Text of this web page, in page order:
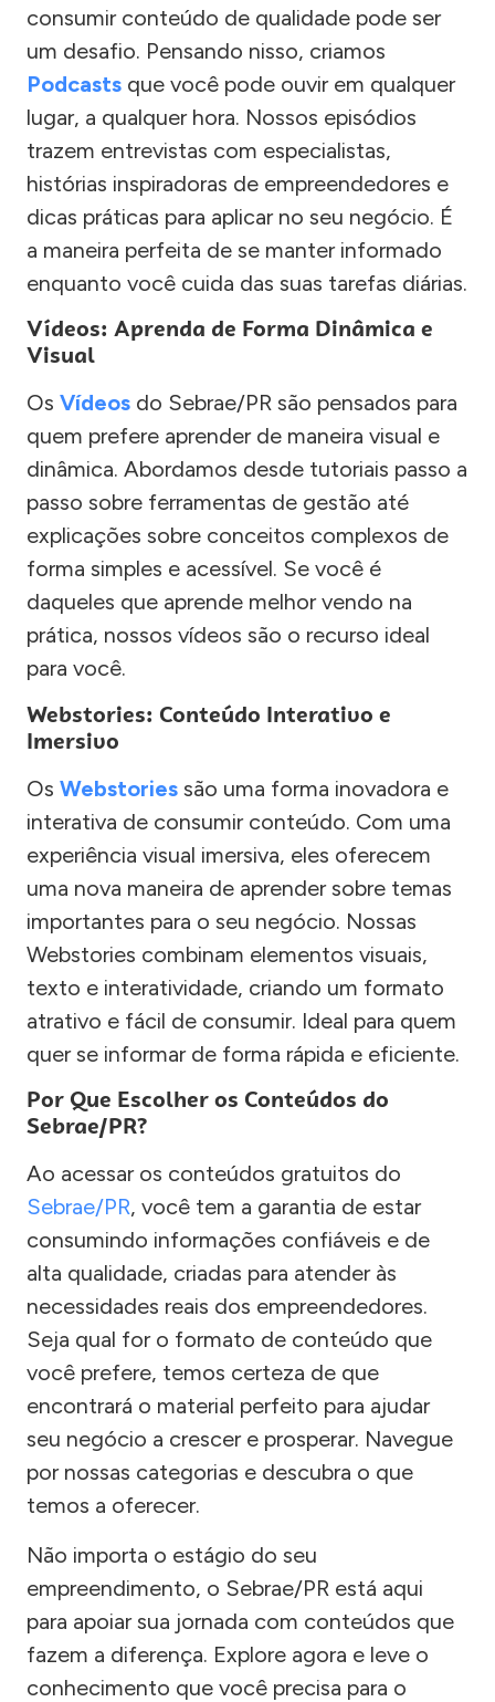
consumir conteúdo de qualidade pode ser
um desafio. Pensando nisso, criamos
Podcasts que você pode ouvir em qualquer
lugar, a qualquer hora. Nossos episódios
trazem entrevistas com especialistas,
histórias inspiradoras de empreendedores e
dicas práticas para aplicar no seu negócio. É
a maneira perfeita de se manter informado
enquanto você cuida das suas tarefas diárias.
Vídeos: Aprenda de Forma Dinâmica e
Visual
Os Vídeos do Sebrae/PR são pensados para
quem prefere aprender de maneira visual e
dinâmica. Abordamos desde tutoriais passo a
passo sobre ferramentas de gestão até
explicações sobre conceitos complexos de
forma simples e acessível. Se você é
daqueles que aprende melhor vendo na
prática, nossos vídeos são o recurso ideal
para você.
Webstories: Conteúdo Interativo e
Imersivo
Os Webstories são uma forma inovadora e
interativa de consumir conteúdo. Com uma
experiência visual imersiva, eles oferecem
uma nova maneira de aprender sobre temas
importantes para o seu negócio. Nossas
Webstories combinam elementos visuais,
texto e interatividade, criando um formato
atrativo e fácil de consumir. Ideal para quem
quer se informar de forma rápida e eficiente.
Por Que Escolher os Conteúdos do
Sebrae/PR?
Ao acessar os conteúdos gratuitos do
Sebrae/PR, você tem a garantia de estar
consumindo informações confiáveis e de
alta qualidade, criadas para atender às
necessidades reais dos empreendedores.
Seja qual for o formato de conteúdo que
você prefere, temos certeza de que
encontrará o material perfeito para ajudar
seu negócio a crescer e prosperar. Navegue
por nossas categorias e descubra o que
temos a oferecer.
Não importa o estágio do seu
empreendimento, o Sebrae/PR está aqui
para apoiar sua jornada com conteúdos que
fazem a diferença. Explore agora e leve o
conhecimento que você precisa para o